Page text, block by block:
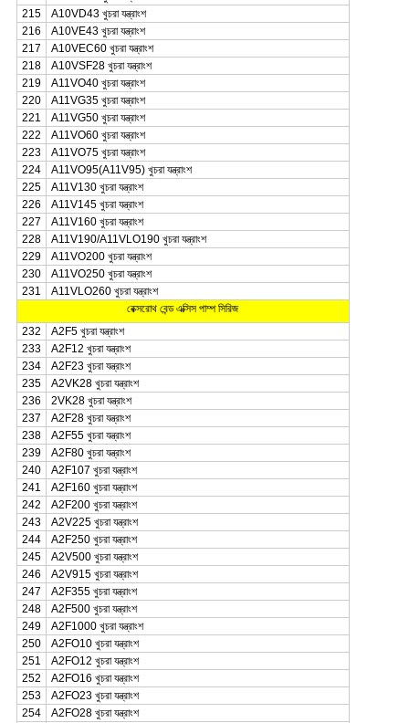
215
A10VD43 খুচরা যন্ত্রাংশ
216
A10VE43 খুচরা যন্ত্রাংশ
217
A10VEC60 খুচরা যন্ত্রাংশ
218
A10VSF28 খুচরা যন্ত্রাংশ
219
A11VO40 খুচরা যন্ত্রাংশ
220
A11VG35 খুচরা যন্ত্রাংশ
221
A11VG50 খুচরা যন্ত্রাংশ
222
A11VO60 খুচরা যন্ত্রাংশ
223
A11VO75 খুচরা যন্ত্রাংশ
224
A11VO95(A11V95) খুচরা যন্ত্রাংশ
225
A11V130 খুচরা যন্ত্রাংশ
226
A11V145 খুচরা যন্ত্রাংশ
227
A11V160 খুচরা যন্ত্রাংশ
228
A11V190/A11VLO190 খুচরা যন্ত্রাংশ
229
A11VO200 খুচরা যন্ত্রাংশ
230
A11VO250 খুচরা যন্ত্রাংশ
231
A11VLO260 খুচরা যন্ত্রাংশ
রেক্সরোথ বেন্ড এক্সিস পাম্প সিরিজ
232
A2F5 খুচরা যন্ত্রাংশ
233
A2F12 খুচরা যন্ত্রাংশ
234
A2F23 খুচরা যন্ত্রাংশ
235
A2VK28 খুচরা যন্ত্রাংশ
236
2VK28 খুচরা যন্ত্রাংশ
237
A2F28 খুচরা যন্ত্রাংশ
238
A2F55 খুচরা যন্ত্রাংশ
239
A2F80 খুচরা যন্ত্রাংশ
240
A2F107 খুচরা যন্ত্রাংশ
241
A2F160 খুচরা যন্ত্রাংশ
242
A2F200 খুচরা যন্ত্রাংশ
243
A2V225 খুচরা যন্ত্রাংশ
244
A2F250 খুচরা যন্ত্রাংশ
245
A2V500 খুচরা যন্ত্রাংশ
246
A2V915 খুচরা যন্ত্রাংশ
247
A2F355 খুচরা যন্ত্রাংশ
248
A2F500 খুচরা যন্ত্রাংশ
249
A2F1000 খুচরা যন্ত্রাংশ
250
A2FO10 খুচরা যন্ত্রাংশ
251
A2FO12 খুচরা যন্ত্রাংশ
252
A2FO16 খুচরা যন্ত্রাংশ
253
A2FO23 খুচরা যন্ত্রাংশ
254
A2FO28 খুচরা যন্ত্রাংশ